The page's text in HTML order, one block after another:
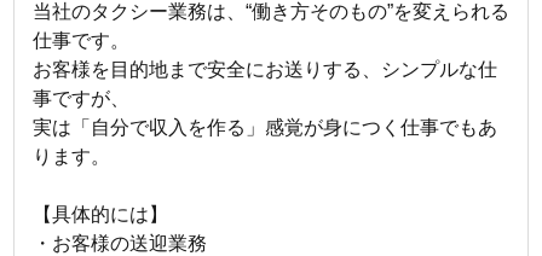
当社のタクシー業務は、“働き方そのもの”を変えられる
仕事です。
お客様を目的地まで安全にお送りする、シンプルな仕
事ですが、
実は「自分で収入を作る」感覚が身につく仕事でもあ
ります。
【具体的には】
・お客様の送迎業務